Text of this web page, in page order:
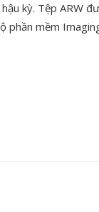
kỳ. Tệp ARW
mềm